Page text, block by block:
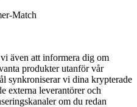
Match
även att informera dig om
produkter utanför vår
synkroniserar vi dina krypterade
externa leverantörer och
om du redan